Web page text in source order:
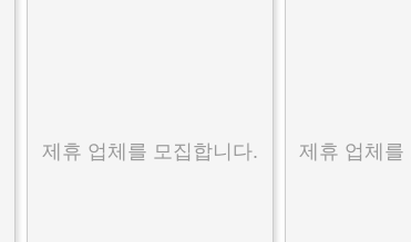
제휴 업체를 모집합니다. 제휴 업체를